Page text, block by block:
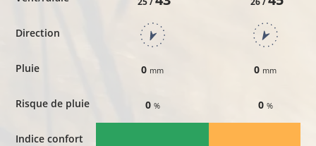
Direction
Pluie
Risque de pluie
Indice confort
0 mm
0 %
0 mm
0 %